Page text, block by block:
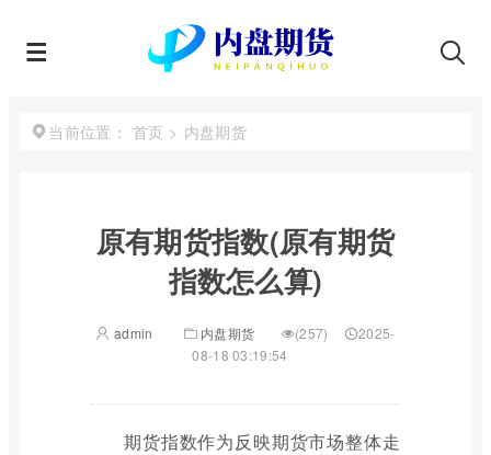
当前位置： 首页 > 内盘期货
原有期货指数(原有期货
指数怎么算)
admin 内盘期货 (257)
2025-
08-18 03:19:54
期货指数作为反映期货市场整体走